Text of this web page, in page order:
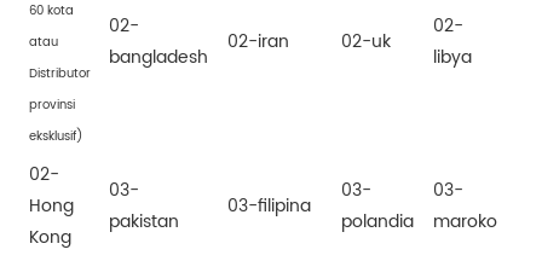
60 kota
atau
Distributor
provinsi
eksklusif)
02-
bangladesh
02-iran 02-uk
02-
libya
02-
Hong
Kong
03-
pakistan
03-filipina
03-
polandia
03-
maroko